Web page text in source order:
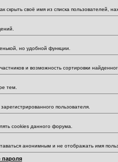
скрыть своё имя из списка пользователей,
но удобной функции.
и возможность сортировки
тем.
пользователя.
cookies данного форума.
анонимным и не отображать имя
пароля